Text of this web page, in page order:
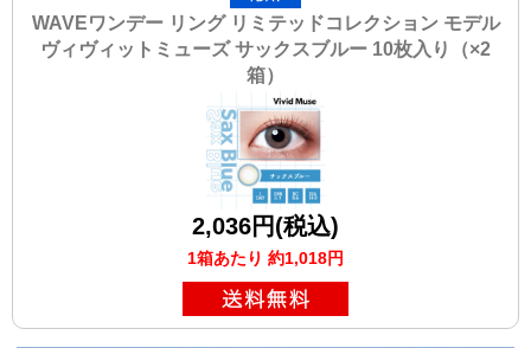
WAVEワンデー リング リミテッドコレクション モデル
ヴィヴィットミューズ サックスブルー 10枚入り（×2
箱）
2,036円(税込)
1箱あたり 約1,018円